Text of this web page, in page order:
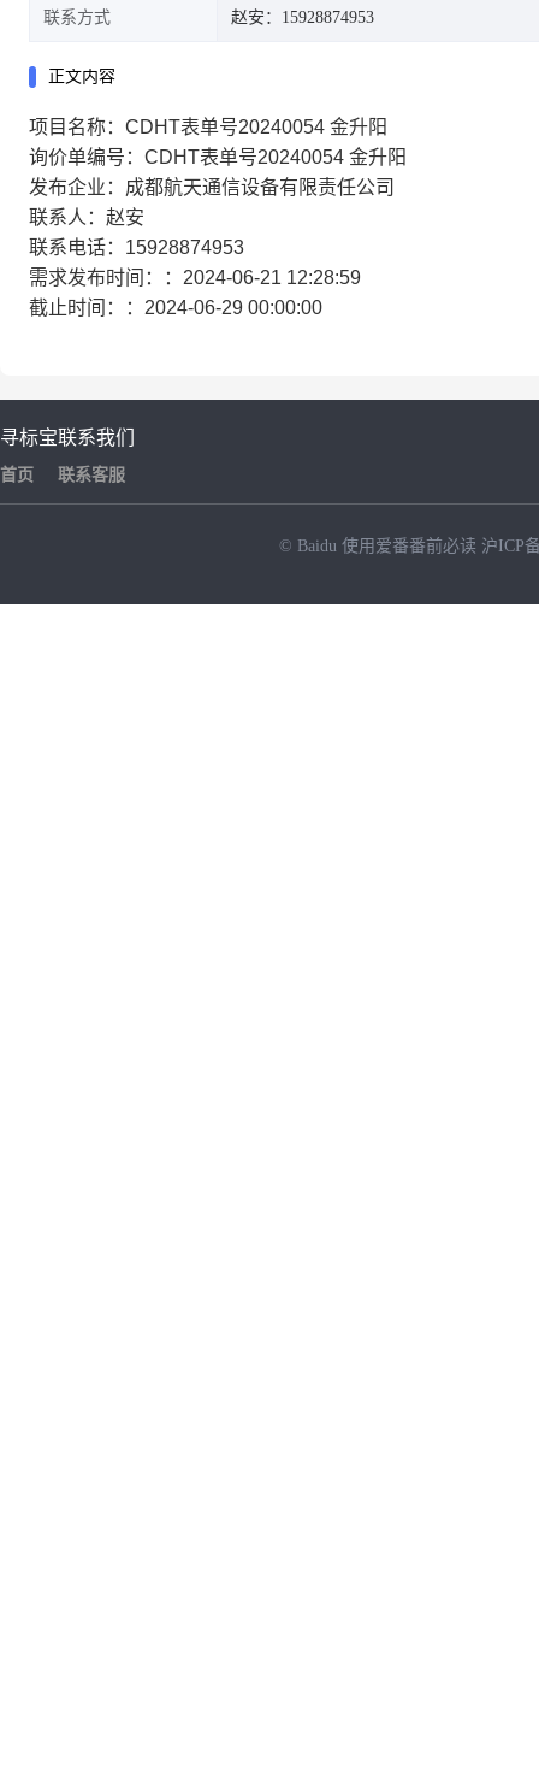
联系方式 赵安：15928874953
正文内容
项目名称：CDHT表单号20240054 金升阳
询价单编号：CDHT表单号20240054 金升阳
发布企业：成都航天通信设备有限责任公司
联系人：赵安
联系电话：15928874953
需求发布时间：：2024-06-21 12:28:59
截止时间：：2024-06-29 00:00:00
寻标宝
首页
联系我们
联系客服
© Baidu 使用爱番番前必读 沪ICP